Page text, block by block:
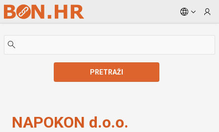
Skip to Main Content
PRETRAŽI
NAPOKON d.o.o.